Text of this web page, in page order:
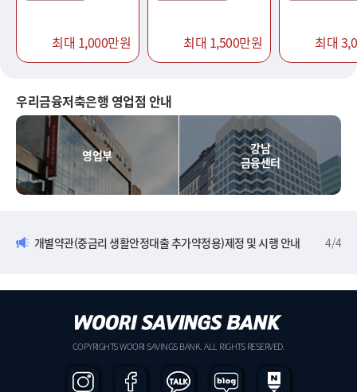
최대 1,000만원 최대 1,500만원 최대
우리금융저축은행 영업점 안내
영업부
강남
금융센터
개별약관(중금리 생활안정대출 추가약정용)제정 및 시행 안내 4/4
COPYRIGHTS WOORI SAVINGS BANK. ALL RIGHTS RESERVED.